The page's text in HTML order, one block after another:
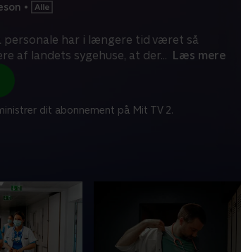
•
personale har i længere tid været så
af landets sygehuse, at der... Læs mere
dit abonnement på Mit TV 2.